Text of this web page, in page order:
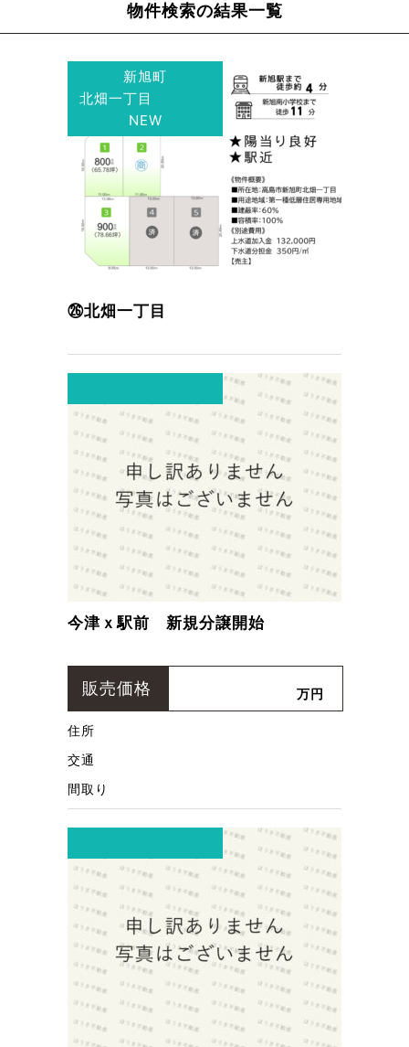
物件検索の結果一覧
新旭町
北畑一丁目
NEW
㉖北畑一丁目
今津ｘ駅前 新規分譲開始
販売価格 万円
住所
交通
間取り